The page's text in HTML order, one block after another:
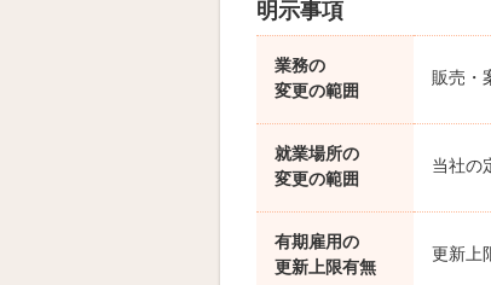
明示事項
業務の
変更の範囲
販売・
就業場所の
変更の範囲
当社の
有期雇用の
更新上限有無
更新上